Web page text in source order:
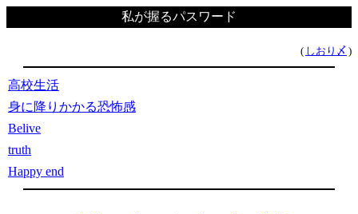
私が握るパスワード
( しおり〆 )
高校生活
身に降りかかる恐怖感
Belive
truth
Happy end